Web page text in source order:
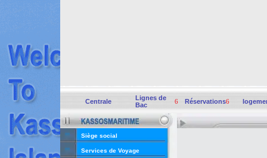
Centrale
Lignes de
Bac
6 Réservations6
Siège social
Services de Voyage